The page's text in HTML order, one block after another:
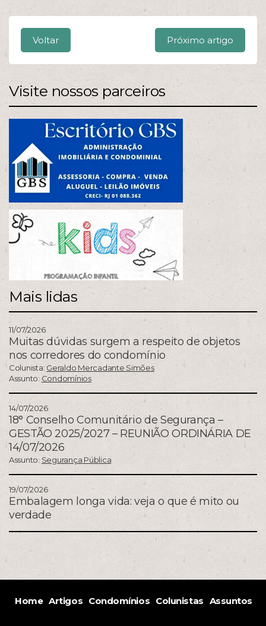
Voltar Próximo artigo
Visite nossos parceiros
Mais lidas
11/07/2026
Muitas dúvidas surgem a respeito de objetos
nos corredores do condomínio
Colunista: Geraldo Mercadante Simões
Assunto: Condomínios
14/07/2026
18° Conselho Comunitário de Segurança –
GESTÃO 2025/2027 – REUNIÃO ORDINÁRIA DE
14/07/2026
Assunto: Segurança Pública
19/07/2026
Embalagem longa vida: veja o que é mito ou
verdade
Home Artigos Condomínios Colunistas Assuntos